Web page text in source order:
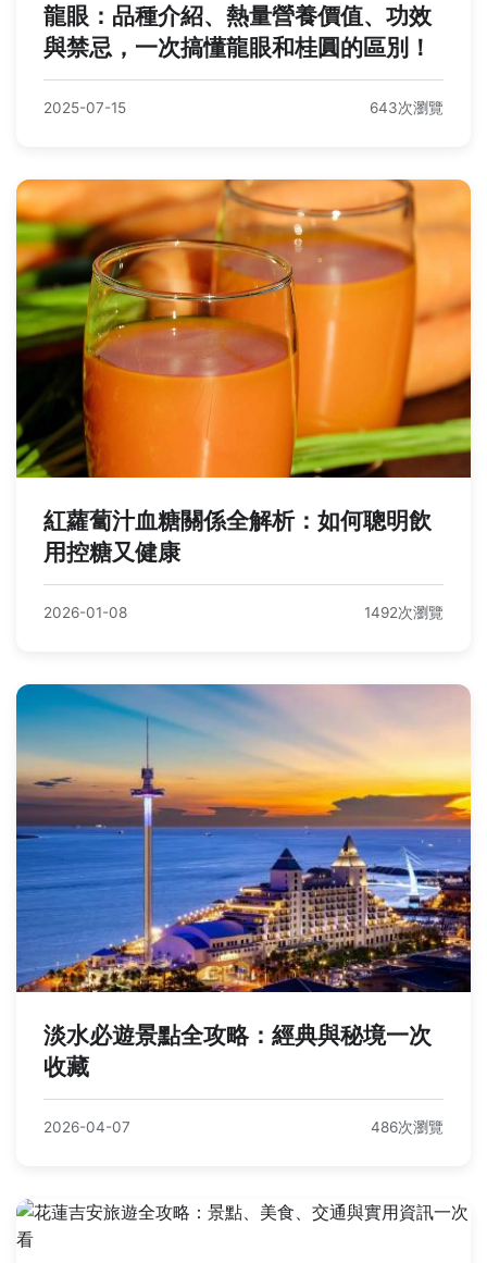
龍眼：品種介紹、熱量營養價值、功效
與禁忌，一次搞懂龍眼和桂圓的區別！
2025-07-15 643次瀏覽
紅蘿蔔汁血糖關係全解析：如何聰明飲
用控糖又健康
2026-01-08 1492次瀏覽
淡水必遊景點全攻略：經典與秘境一次
收藏
2026-04-07 486次瀏覽